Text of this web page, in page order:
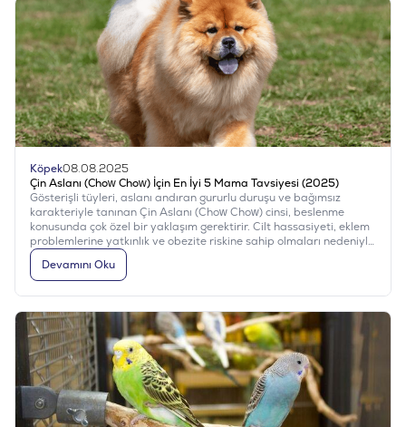
Köpek08.08.2025
Çin Aslanı (Chow Chow) İçin En İyi 5 Mama Tavsiyesi (2025)
Gösterişli tüyleri, aslanı andıran gururlu duruşu ve bağımsız
karakteriyle tanınan Çin Aslanı (Chow Chow) cinsi, beslenme
konusunda çok özel bir yaklaşım gerektirir. Cilt hassasiyeti, eklem
problemlerine yatkınlık ve obezite riskine sahip olmaları nedeniyle
mama seçimi son derece önemlidir. Bu yazımızda, 2025 yılının en
iyi Chow Chow mama önerilerini ve beslenme ipuçlarını sizin için
bir araya getirdik.
Devamını Oku